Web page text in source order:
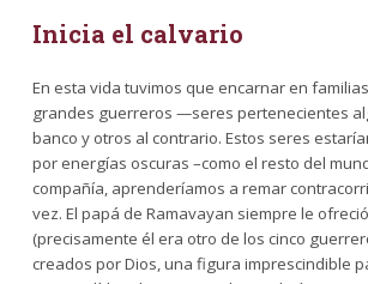
Inicia el calvario
En esta vida tuvimos que encarnar en
grandes guerreros —seres pertenecientes
banco y otros al contrario. Estos seres
por energías oscuras –como el resto del
compañía, aprenderíamos a remar
vez. El papá de Ramavayan siempre le
(precisamente él era otro de los cinco
creados por Dios, una figura imprescindible